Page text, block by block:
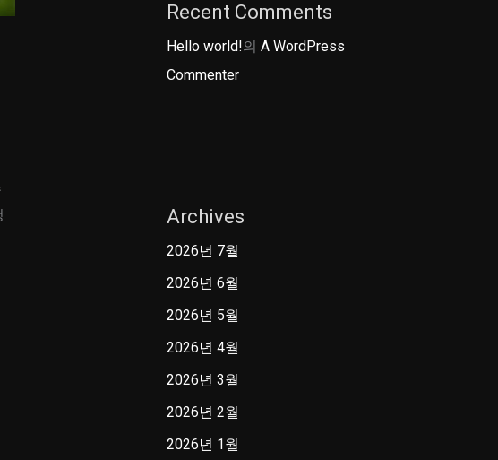
Recent Comments
Hello world!의 A WordPress
Commenter
Archives
2026년 7월
2026년 6월
2026년 5월
2026년 4월
2026년 3월
2026년 2월
2026년 1월